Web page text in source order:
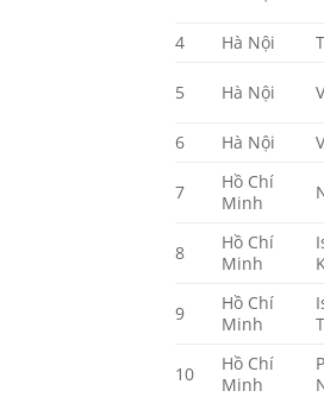
4
Hà Nội
5 Hà Nội
6
Hà Nội
7
Hồ Chí
Minh
8
Hồ Chí
Minh
9
Hồ Chí
Minh
10
Hồ Chí
Minh